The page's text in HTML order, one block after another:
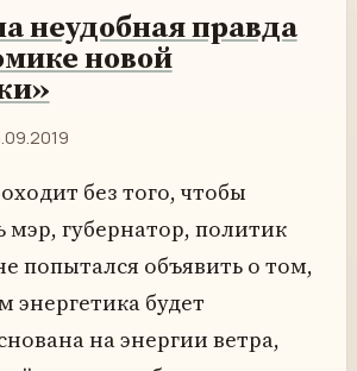
неудобная правда
новой
без того, чтобы
мэр, губернатор, политик
попытался объявить о том,
энергетика будет
на энергии ветра,